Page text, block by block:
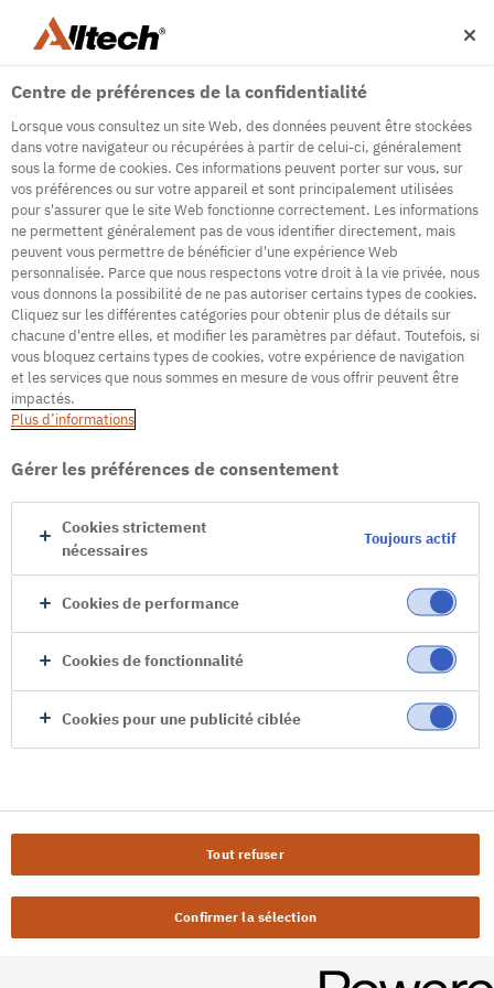
500
Internal Error Server
It seems we're experiencing some technical
difficulties. Try refreshing the page or go to the
homepage
Go to Homepage
Centre de préférences de la confidentialité
Lorsque vous consultez un site Web, des données peuvent être stockées
dans votre navigateur ou récupérées à partir de celui-ci, généralement
sous la forme de cookies. Ces informations peuvent porter sur vous, sur
vos préférences ou sur votre appareil et sont principalement utilisées
pour s'assurer que le site Web fonctionne correctement. Les informations
ne permettent généralement pas de vous identifier directement, mais
peuvent vous permettre de bénéficier d'une expérience Web
personnalisée. Parce que nous respectons votre droit à la vie privée, nous
vous donnons la possibilité de ne pas autoriser certains types de cookies.
Cliquez sur les différentes catégories pour obtenir plus de détails sur
chacune d'entre elles, et modifier les paramètres par défaut. Toutefois, si
vous bloquez certains types de cookies, votre expérience de navigation
et les services que nous sommes en mesure de vous offrir peuvent être
impactés.
Plus d’informations
Gérer les préférences de consentement
Cookies strictement
nécessaires
Toujours actif
Cookies de performance
Cookies de fonctionnalité
Cookies pour une publicité ciblée
Tout refuser
Confirmer la sélection